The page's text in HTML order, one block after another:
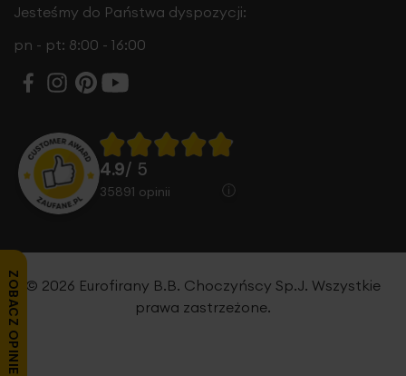
Jesteśmy do Państwa dyspozycji:
pn - pt: 8:00 - 16:00
4.9/ 5
35891 opinii
ZOBACZ OPINIE © 2026 Eurofirany B.B. Choczyńscy Sp.J. Wszystkie
prawa zastrzeżone.